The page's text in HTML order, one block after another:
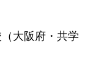
大阪府・共学